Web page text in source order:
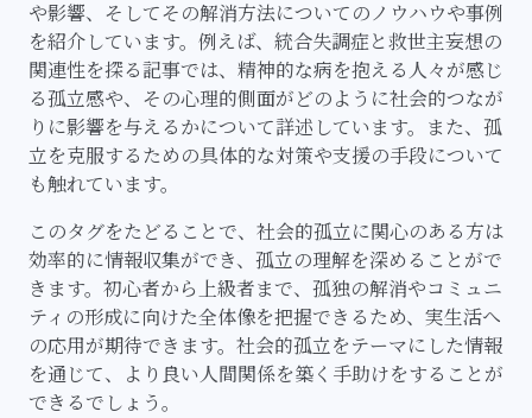
や影響、そしてその解消方法についてのノウハウや事例
を紹介しています。例えば、統合失調症と救世主妄想の
関連性を探る記事では、精神的な病を抱える人々が感じ
る孤立感や、その心理的側面がどのように社会的つなが
りに影響を与えるかについて詳述しています。また、孤
立を克服するための具体的な対策や支援の手段について
も触れています。
このタグをたどることで、社会的孤立に関心のある方は
効率的に情報収集ができ、孤立の理解を深めることがで
きます。初心者から上級者まで、孤独の解消やコミュニ
ティの形成に向けた全体像を把握できるため、実生活へ
の応用が期待できます。社会的孤立をテーマにした情報
を通じて、より良い人間関係を築く手助けをすることが
できるでしょう。